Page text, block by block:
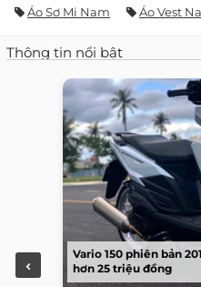
Áo Sơ Mi Nam Áo Vest
Thông tin nổi bật
Vario 150 phiên bản
hơn 25 triệu đồng